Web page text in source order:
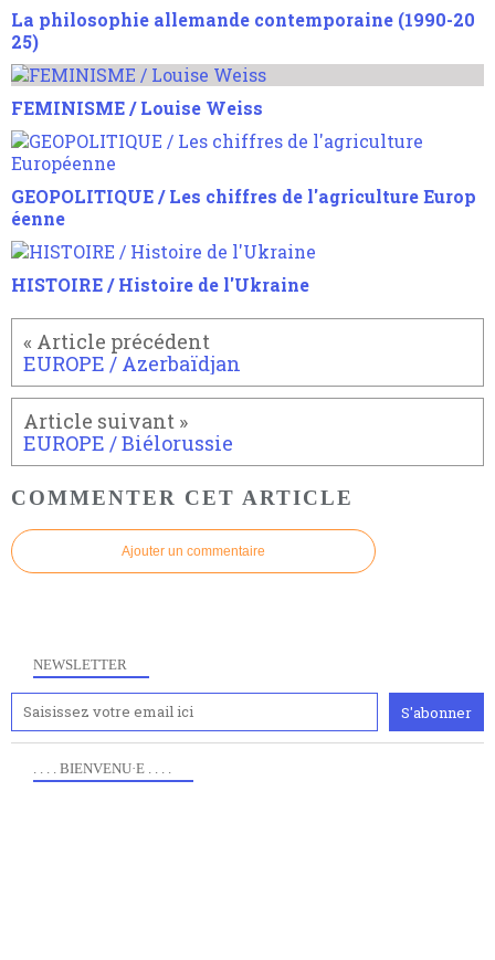
La philosophie allemande contemporaine (1990-20
25)
FEMINISME / Louise Weiss
GEOPOLITIQUE / Les chiffres de l'agriculture Europ
éenne
HISTOIRE / Histoire de l'Ukraine
EUROPE / Azerbaïdjan
EUROPE / Biélorussie
COMMENTER CET ARTICLE
Ajouter un commentaire
NEWSLETTER
. . . . BIENVENU·E . . . .